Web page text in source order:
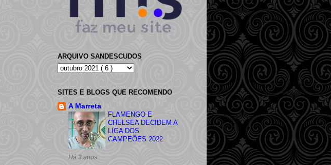
ARQUIVO SANDESCUDOS
SITES E BLOGS QUE RECOMENDO
A Marreta
FLAMENGO E
CHELSEA DECIDEM A
LIGA DOS
CAMPEÕES 2022
Há 3 anos